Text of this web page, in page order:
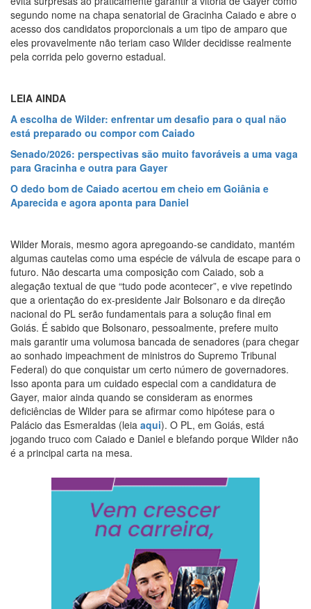
segundo nome na chapa senatorial de Gracinha Caiado e abre o
acesso dos candidatos proporcionais a um tipo de amparo que
eles provavelmente não teriam caso Wilder decidisse realmente
pela corrida pelo governo estadual.
LEIA AINDA
A escolha de Wilder: enfrentar um desafio para o qual não
está preparado ou compor com Caiado
Senado/2026: perspectivas são muito favoráveis a uma vaga
para Gracinha e outra para Gayer
O dedo bom de Caiado acertou em cheio em Goiânia e
Aparecida e agora aponta para Daniel
Wilder Morais, mesmo agora apregoando-se candidato, mantém
algumas cautelas como uma espécie de válvula de escape para o
futuro. Não descarta uma composição com Caiado, sob a
alegação textual de que “tudo pode acontecer”, e vive repetindo
que a orientação do ex-presidente Jair Bolsonaro e da direção
nacional do PL serão fundamentais para a solução final em
Goiás. É sabido que Bolsonaro, pessoalmente, prefere muito
mais garantir uma volumosa bancada de senadores (para chegar
ao sonhado impeachment de ministros do Supremo Tribunal
Federal) do que conquistar um certo número de governadores.
Isso aponta para um cuidado especial com a candidatura de
Gayer, maior ainda quando se consideram as enormes
deficiências de Wilder para se afirmar como hipótese para o
Palácio das Esmeraldas (leia aqui). O PL, em Goiás, está
jogando truco com Caiado e Daniel e blefando porque Wilder não
é a principal carta na mesa.